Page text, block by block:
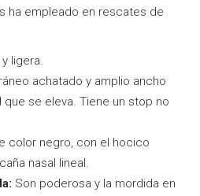
ha empleado en rescates de
ligera.
achatado y amplio ancho
se eleva. Tiene un stop no
color negro, con el hocico
nasal lineal.
Son poderosa y la mordida en